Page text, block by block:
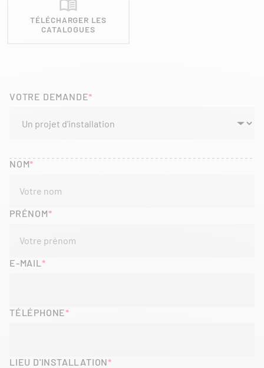
TÉLÉCHARGER LES
CATALOGUES
VOTRE DEMANDE
NOM
PRÉNOM
E-MAIL
TÉLÉPHONE
LIEU D'INSTALLATION